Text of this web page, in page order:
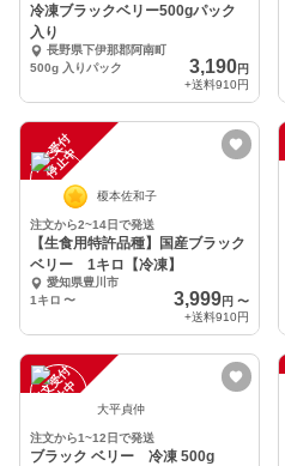
冷凍ブラックベリー500gパック
入り
長野県下伊那郡阿南町
500g 入りパック
3,190円
+送料910円
注
文
受
付
停
止
中
榎本佐和子
注文から2~14日で発送
【生食用特許品種】国産ブラック
ベリー 1キロ【冷凍】
愛知県豊川市
1キロ 〜 3,999円 〜
+送料910円
注
文
受
付
停
止
中 大平貞仲
注文から1~12日で発送
ブラック ベリー 冷凍 500g